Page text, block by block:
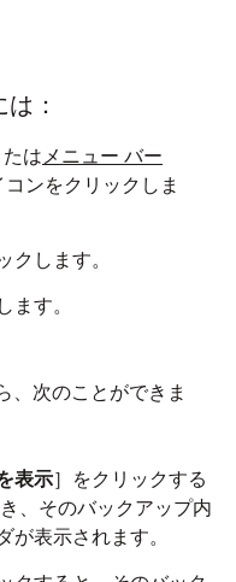
：
たはメニュー バー
ンをクリックしま
クします。
す。
次のことができま
表示］をクリックする
、そのバックアップ内
表示されます。